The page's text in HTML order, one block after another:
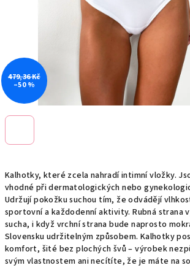
Kalhotky, které zcela nahradí intimní vložky.
vhodné při dermatologických nebo
Udržují pokožku suchou tím, že odvádějí
sportovní a každodenní aktivity. Rubná strana
sucha, i když vrchní strana bude naprosto
Slovensku udržitelným způsobem. Kalhotky
komfort, šité bez plochých švů – výrobek
svým vlastnostem ani necítíte, že je máte na
479,36 Kč
–50 %